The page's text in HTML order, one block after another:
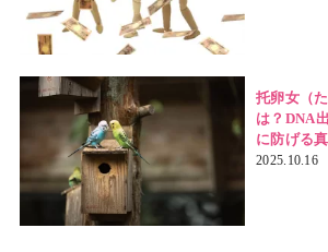
托卵女（
は？DNA
に防げる
2025.10.16